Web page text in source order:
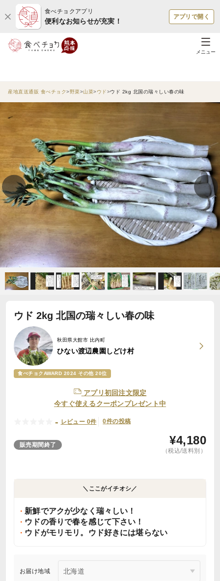
食べチョクアプリ
便利なお知らせが充実！
アプリで開く
メニュー
産地直送通販 食べチョク 野菜 山菜 ウド ウド 2kg 北国の瑞々しい春の味
ウド 2kg 北国の瑞々しい春の味
秋田県大館市 比内町
ひない渡辺農園しどけ村
食べチョクAWARD 2024 その他 20位
アプリ初回注文限定
今すぐ使えるクーポンプレゼント中
- レビュー 0件 0件の投稿
販売期間終了 ¥4,180
（税込/送料別）
＼ここがイチオシ／
新鮮でアクが少なく瑞々しい！
ウドの香りで春を感じて下さい！
ウドがモリモリ。ウド好きには堪らない
お届け地域